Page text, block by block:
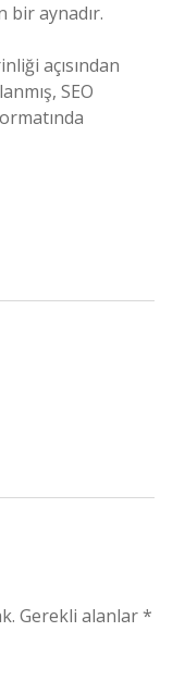
bir aynadır.
açısından
SEO
Gerekli alanlar*